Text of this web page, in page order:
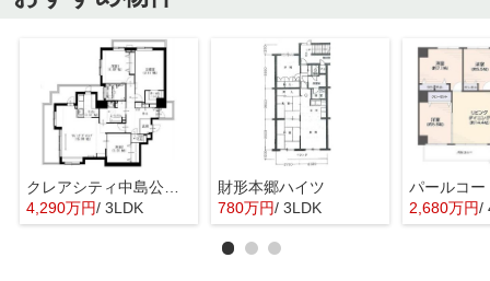
クレアシティ中島公園通り
4,290万円/ 3LDK
財形本郷ハイツ
780万円/ 3LDK 2,680万円/